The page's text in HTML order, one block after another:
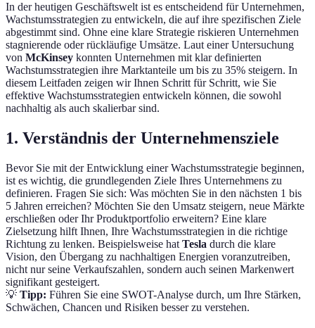
In der heutigen Geschäftswelt ist es entscheidend für Unternehmen,
Wachstumsstrategien zu entwickeln, die auf ihre spezifischen Ziele
abgestimmt sind. Ohne eine klare Strategie riskieren Unternehmen
stagnierende oder rückläufige Umsätze. Laut einer Untersuchung
von McKinsey konnten Unternehmen mit klar definierten
Wachstumsstrategien ihre Marktanteile um bis zu 35% steigern. In
diesem Leitfaden zeigen wir Ihnen Schritt für Schritt, wie Sie
effektive Wachstumsstrategien entwickeln können, die sowohl
nachhaltig als auch skalierbar sind.
1. Verständnis der Unternehmensziele
Bevor Sie mit der Entwicklung einer Wachstumsstrategie beginnen,
ist es wichtig, die grundlegenden Ziele Ihres Unternehmens zu
definieren. Fragen Sie sich: Was möchten Sie in den nächsten 1 bis
5 Jahren erreichen? Möchten Sie den Umsatz steigern, neue Märkte
erschließen oder Ihr Produktportfolio erweitern? Eine klare
Zielsetzung hilft Ihnen, Ihre Wachstumsstrategien in die richtige
Richtung zu lenken. Beispielsweise hat Tesla durch die klare
Vision, den Übergang zu nachhaltigen Energien voranzutreiben,
nicht nur seine Verkaufszahlen, sondern auch seinen Markenwert
signifikant gesteigert.
💡 Tipp: Führen Sie eine SWOT-Analyse durch, um Ihre Stärken,
Schwächen, Chancen und Risiken besser zu verstehen.